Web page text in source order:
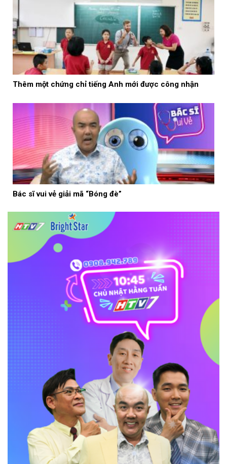
Thêm một chứng chỉ tiếng Anh mới được công nhận
Bác sĩ vui vẻ giải mã “Bóng đè”